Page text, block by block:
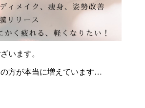
います。
方が本当に増えています…